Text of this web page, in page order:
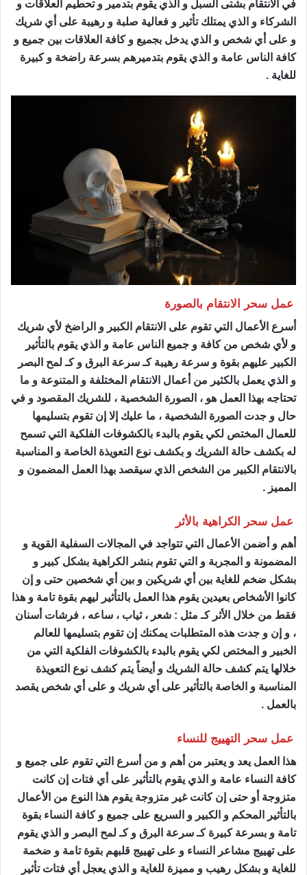
في الانتقام بشتى السبل و الذي يقوم بتدمير و تحطيم العلاقات و
الشركاء و الذي يمتلك تأثير و فعالية صلبة و رهيبة على أي شريك
و على أي شخص و الذي يدخل بجميع و كافة العلاقات بين جميع و
كافة الناس عامة و الذي يقوم بتدميرهم بسرعة راضخة و كبيرة
للغاية .
عمل سحر الانتقام بالصورة
أسرع الأعمال التي تقوم على الانتقام الكبير و الراضخ لأي شريك
و لأي شخص من كافة و جميع الناس عامة و الذي يقوم بالتأثير
الكبير عليهم بقوة و سرعة رهيبة كـ سرعة البرق و كـ لمح البصر
و الذي يعمل بالكثير من أعمال الانتقام المختلفة و المتنوعة و ما
تحتاجه بهذا العمل هو ، الصورة الشخصية ، للشريك المقصود و في
حال و جدت الصورة الشخصية ، ما عليك إلا إن تقوم بتسليمها
للعمال المختص لكي يقوم بالبدء بالكشوفات الفلكية التي تسمح
له بكشف حالة الشريك و بكشف نوع التعويذة الخاصة و المناسبة
بالانتقام الكبير من الشخص الذي سيقصد بهذا العمل المضمون و
المميز .
عمل سحر الكراهية بالأثر
أهم و أضمن الأعمال التي تتواجد في المجالات السفلية القوية و
المضمونة و المجربة و التي تقوم بنشر الكراهية بشكل كبير و
بشكل ضخم للغاية بين أي شريكين و بين أي شخصين حتى و إن
كانوا الأشخاص بعيدين يقوم هذا العمل بالتأثير ليهم بقوة تامة و هذا
فقط من خلال الأثر كـ مثل : شعر ، ثياب ، ساعه ، فرشات أسنان
، و إن و جدت هذه المتطلبات يمكنك إن تقوم بتسليمها للعالم
الخبير و المختص لكي يقوم بالبدء بالكشوفات الفلكية التي من
خلالها يتم كشف حالة الشريك و أيضاً يتم كشف نوع التعويذة
المناسبة و الخاصة بالتأثير على أي شريك و على أي شخص يقصد
بالعمل .
عمل سحر التهييج للنساء
هذا العمل يعد و يعتبر من أهم و من أسرع التي تقوم على جميع و
كافة النساء عامة و الذي يقوم بالتأثير على أي فتات إن كانت
متزوجة أو حتى إن كانت غير متزوجة يقوم هذا النوع من الأعمال
بالتأثير المحكم و الكبير و السريع على جميع و كافة النساء بقوة
تامة و بسرعة كبيرة كـ سرعة البرق و كـ لمح البصر و الذي يقوم
على تهييج مشاعر النساء و على تهييج قلبهم بقوة تامة و ضخمة
للغاية و بشكل رهيب و مميزة للغاية و الذي يعجل أي فتات تأثير